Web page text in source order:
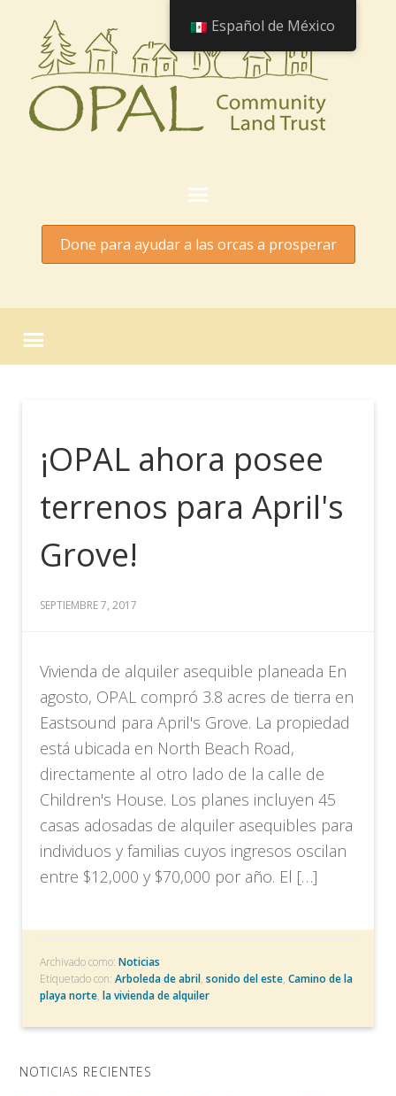
Done para ayudar a las orcas a prosperar
¡OPAL ahora posee
terrenos para April's
Grove!
SEPTIEMBRE 7, 2017
Vivienda de alquiler asequible planeada En
agosto, OPAL compró 3.8 acres de tierra en
Eastsound para April's Grove. La propiedad
está ubicada en North Beach Road,
directamente al otro lado de la calle de
Children's House. Los planes incluyen 45
casas adosadas de alquiler asequibles para
individuos y familias cuyos ingresos oscilan
entre $12,000 y $70,000 por año. El […]
Archivado como:Noticias
Etiquetado con:Arboleda de abril,sonido del este,Camino de la
playa norte,la vivienda de alquiler
NOTICIAS RECIENTES
Español de México